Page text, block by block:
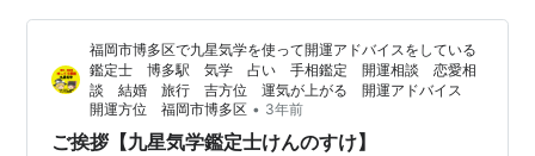
なんだこの屋号は？ 暖暮だぁ？ あれか？ ネズミーラン
ドにいるデッカい耳の空飛ぶ可愛らしい象さんかぁ？ タ
チの悪いヨッパライのように絡むの…
福岡市博多区で九星気学を使って開運アドバイスをしている
鑑定士 博多駅 気学 占い 手相鑑定 開運相談 恋愛相
談 結婚 旅行 吉方位 運気が上がる 開運アドバイス
開運方位 福岡市博多区 • 3年前
ご挨拶【九星気学鑑定士けんのすけ】